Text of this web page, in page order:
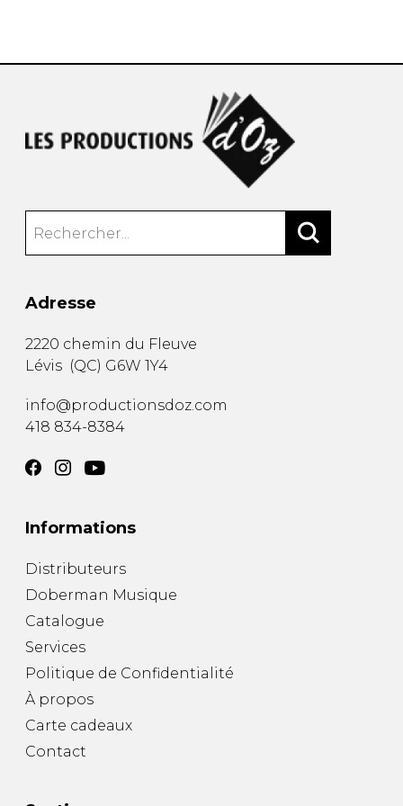
Adresse
2220 chemin du Fleuve
Lévis (QC) G6W 1Y4
info@productionsdoz.com
418 834-8384
Informations
Distributeurs
Doberman Musique
Catalogue
Services
Politique de Confidentialité
À propos
Carte cadeaux
Contact